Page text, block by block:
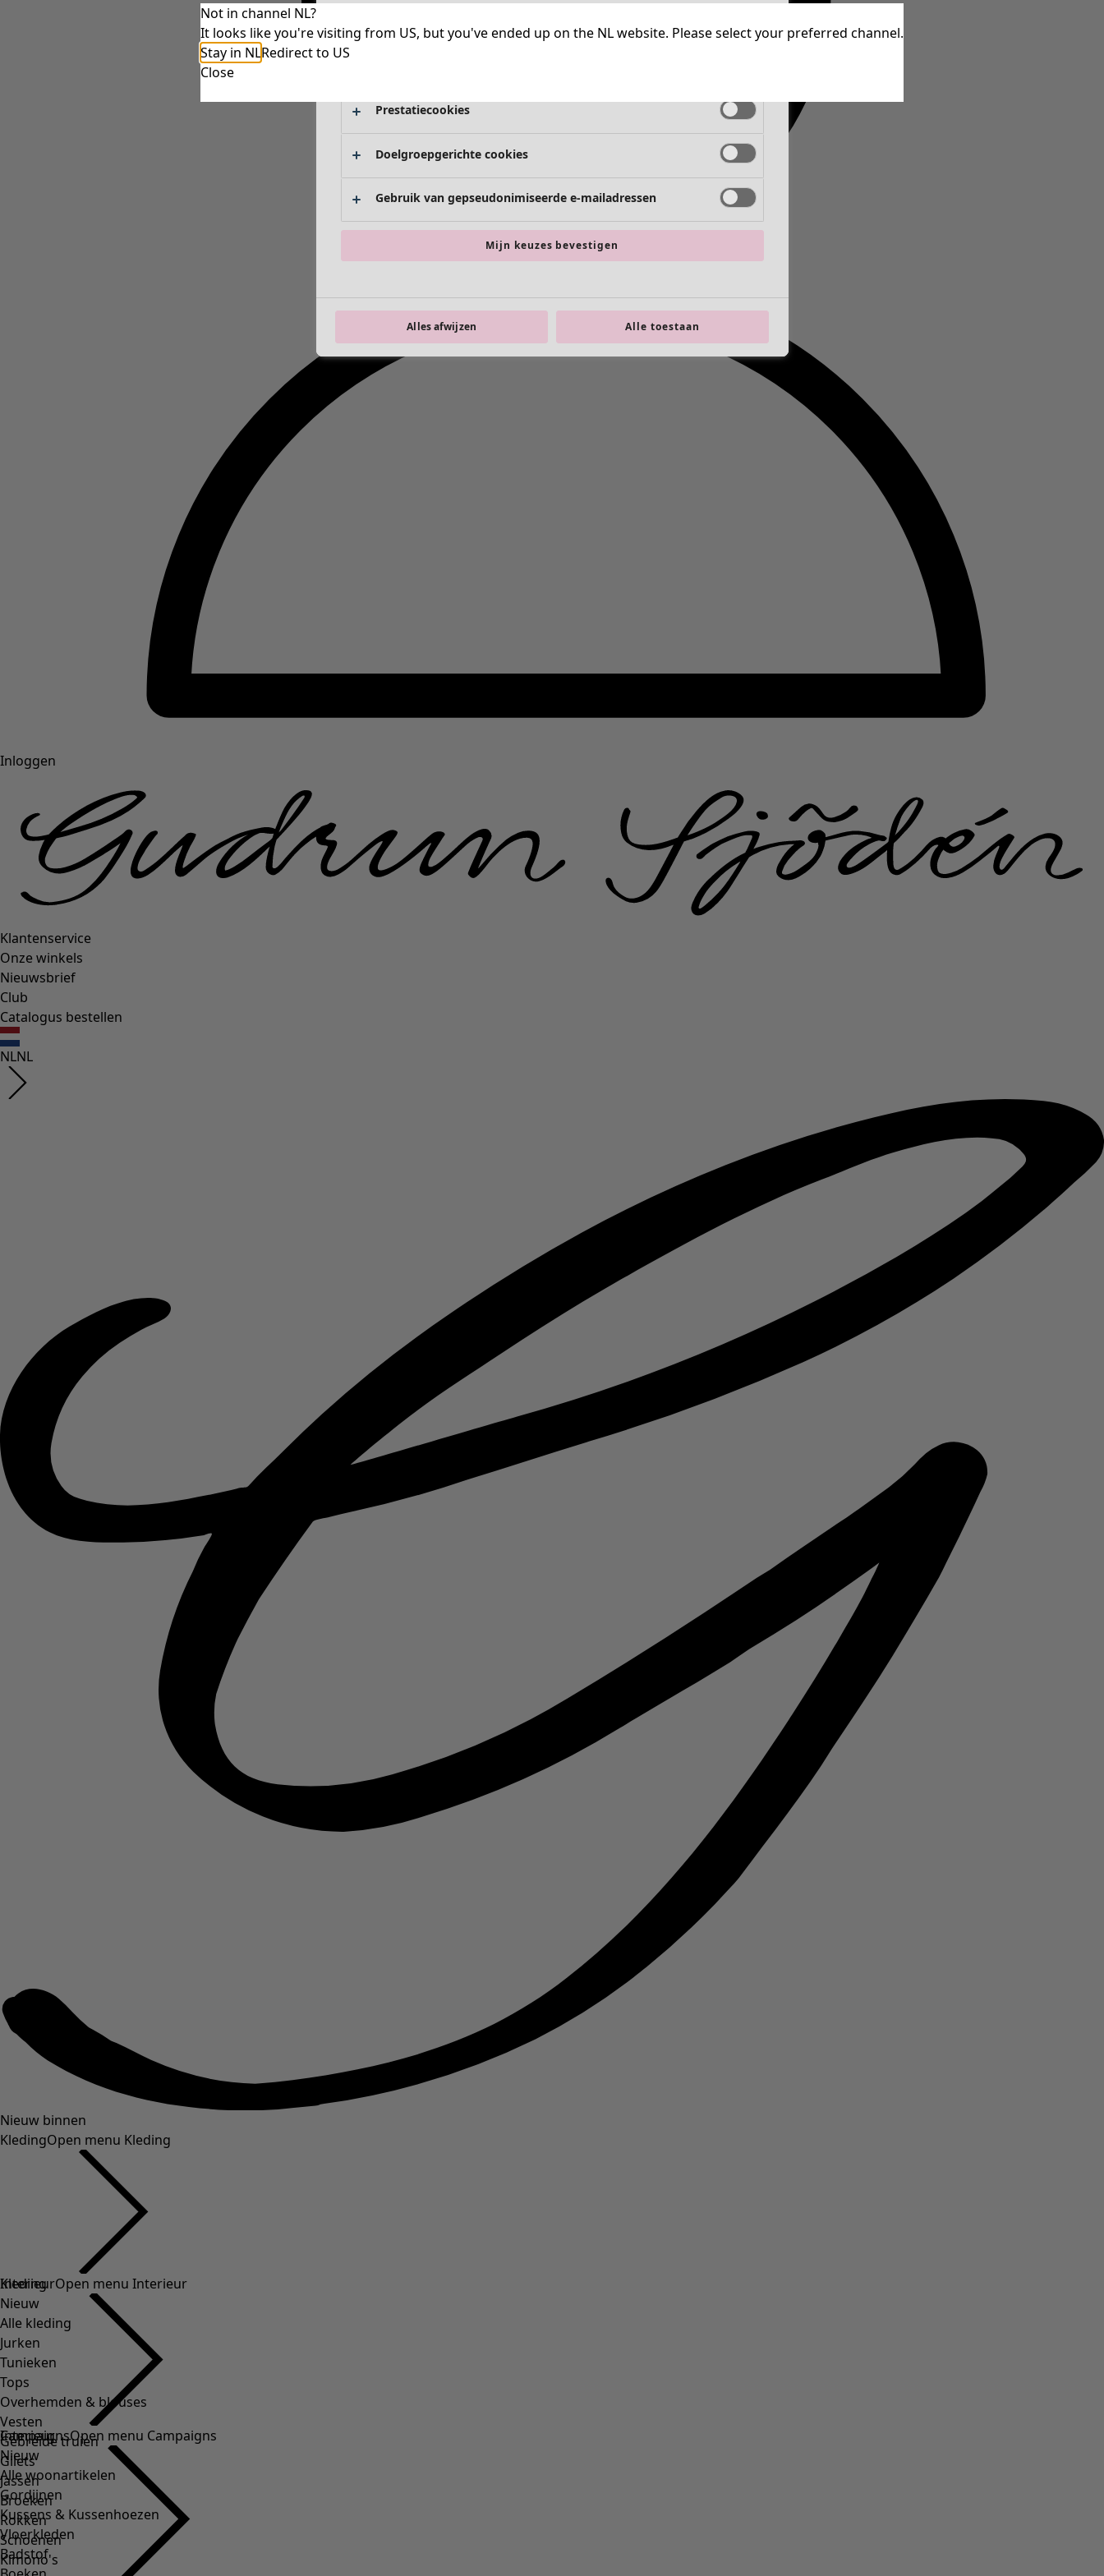
Inloggen
Klantenservice
Onze winkels
Nieuwsbrief
Club
Catalogus bestellen
NLNL
Nieuw binnen
KledingOpen menu Kleding
Kleding
Nieuw
Alle kleding
Jurken
Tunieken
Tops
Overhemden & blouses
Vesten
Gebreide truien
Gilets
Jassen
Broeken
Rokken
Schoenen
Kimono's
InterieurOpen menu Interieur
Interieur
Nieuw
Alle woonartikelen
Gordijnen
Kussens & Kussenhoezen
Vloerkleden
Badstof
CampaignsOpen menu Campaigns
Not in channel NL?
It looks like you're visiting from US, but you've ended up on the NL website. Please select your preferred channel.
Stay in NLRedirect to US
Close
Strikt noodzakelijke cookies Altijd actief
Prestatiecookies
Doelgroepgerichte cookies
Gebruik van gepseudonimiseerde e-mailadressen
Mijn keuzes bevestigen
Alles afwijzen Alle toestaan